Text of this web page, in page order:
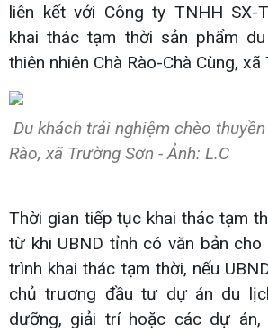
liên kết với Công ty TNHH SX-
khai thác tạm thời sản phẩm
thiên nhiên Chà Rào-Chà Cùng, xã
Du khách trải nghiệm chèo
Rào, xã Trường Sơn - Ảnh: L.C
Thời gian tiếp tục khai thác tạm
từ khi UBND tỉnh có văn bản cho
trình khai thác tạm thời, nếu
chủ trương đầu tư dự án du
dưỡng, giải trí hoặc các dự án,